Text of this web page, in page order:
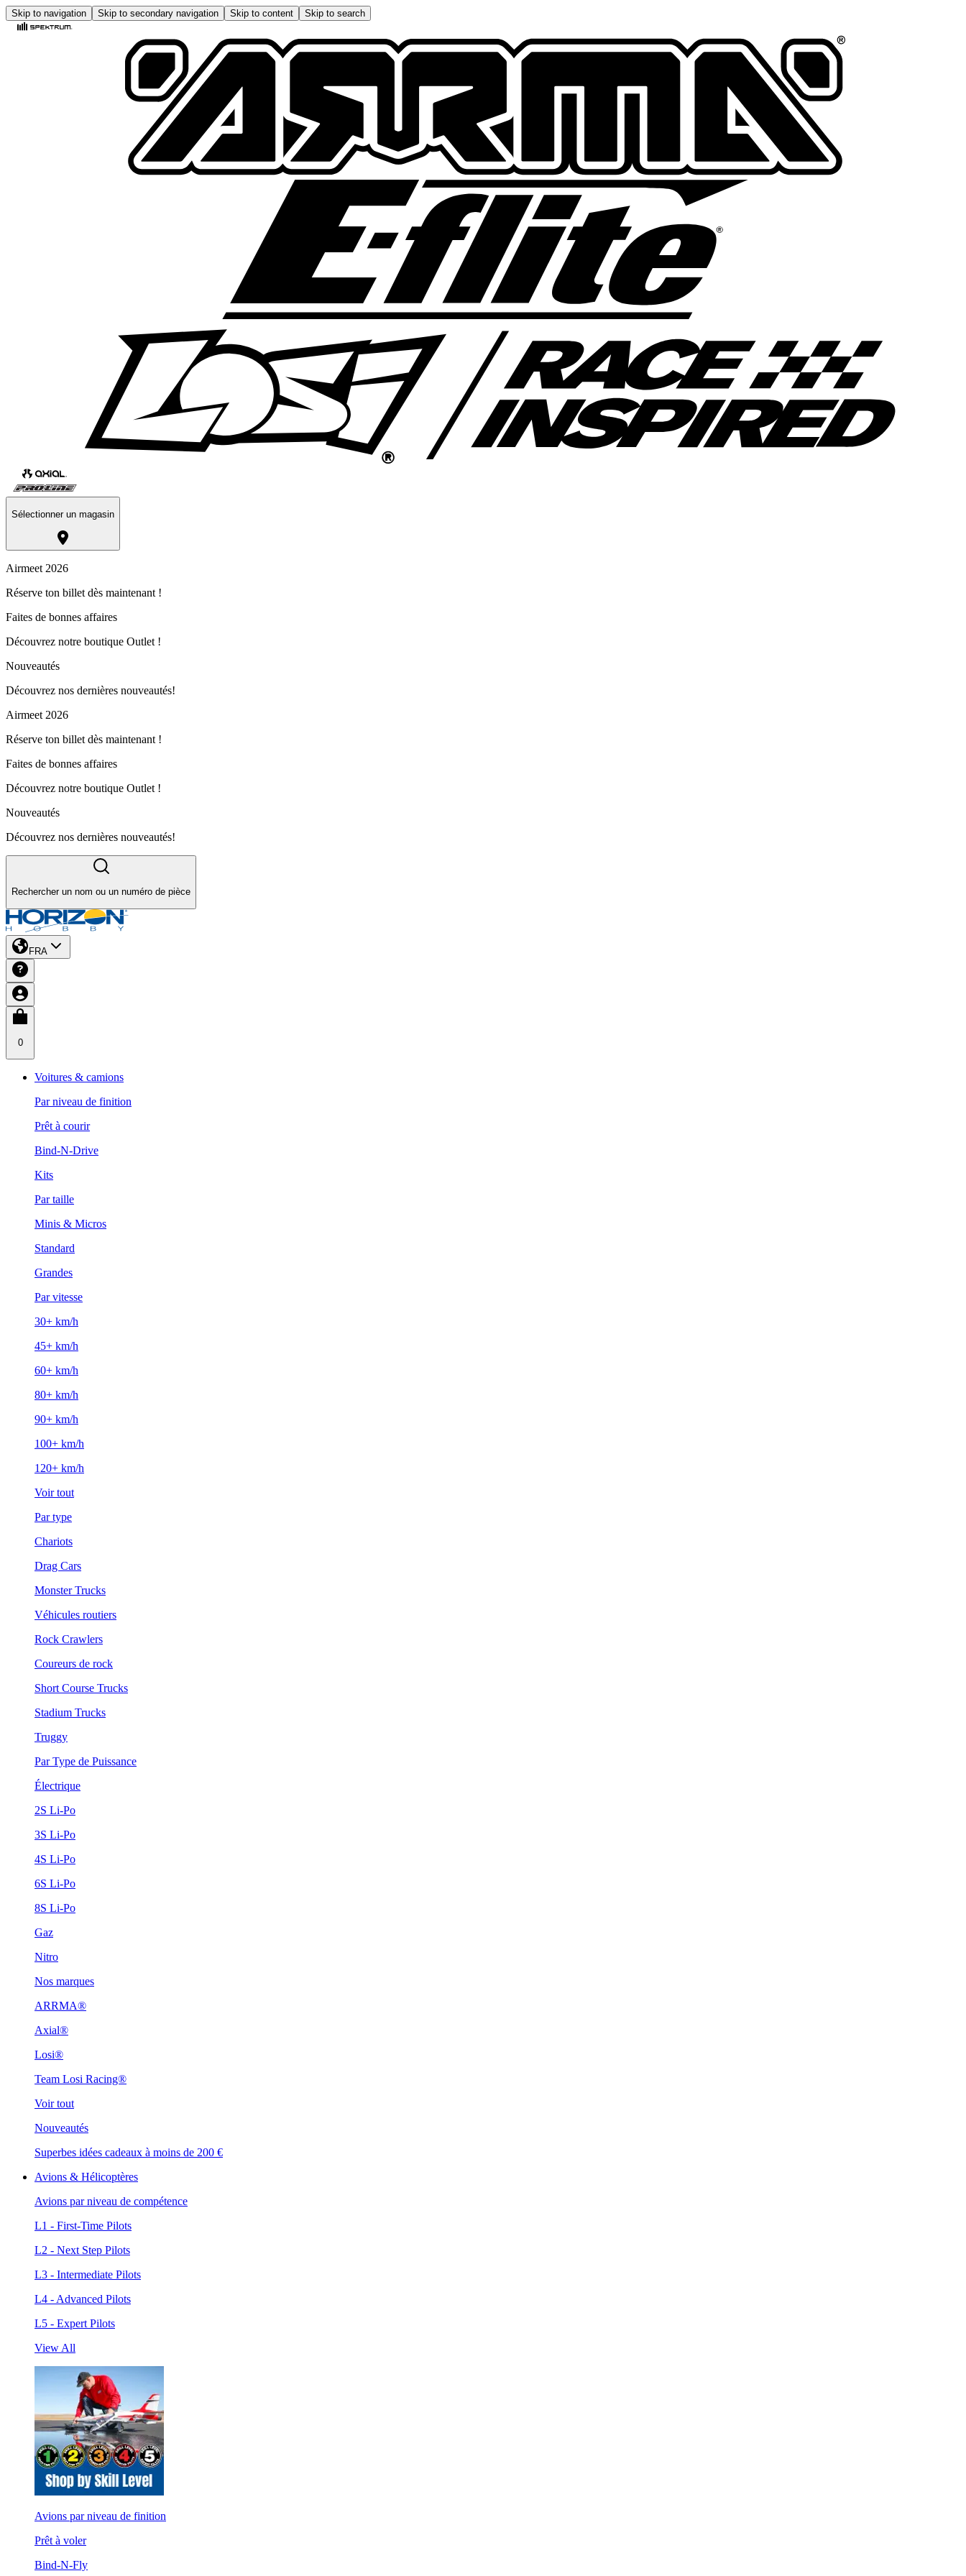
Skip to navigation Skip to secondary navigation Skip to content Skip to search
Sélectionner un magasin
Airmeet 2026
Réserve ton billet dès maintenant !
Faites de bonnes affaires
Découvrez notre boutique Outlet !
Nouveautés
Découvrez nos dernières nouveautés!
Airmeet 2026
Réserve ton billet dès maintenant !
Faites de bonnes affaires
Découvrez notre boutique Outlet !
Nouveautés
Découvrez nos dernières nouveautés!
Rechercher un nom ou un numéro de pièce
FRA
0
Voitures & camions
Par niveau de finition
Prêt à courir
Bind-N-Drive
Kits
Par taille
Minis & Micros
Standard
Grandes
Par vitesse
30+ km/h
45+ km/h
60+ km/h
80+ km/h
90+ km/h
100+ km/h
120+ km/h
Voir tout
Par type
Chariots
Drag Cars
Monster Trucks
Véhicules routiers
Rock Crawlers
Coureurs de rock
Short Course Trucks
Stadium Trucks
Truggy
Par Type de Puissance
Électrique
2S Li-Po
3S Li-Po
4S Li-Po
6S Li-Po
8S Li-Po
Gaz
Nitro
Nos marques
ARRMA®
Axial®
Losi®
Team Losi Racing®
Voir tout
Nouveautés
Superbes idées cadeaux à moins de 200 €
Avions & Hélicoptères
Avions par niveau de compétence
L1 - First-Time Pilots
L2 - Next Step Pilots
L3 - Intermediate Pilots
L4 - Advanced Pilots
L5 - Expert Pilots
View All
Avions par niveau de finition
Prêt à voler
Bind-N-Fly